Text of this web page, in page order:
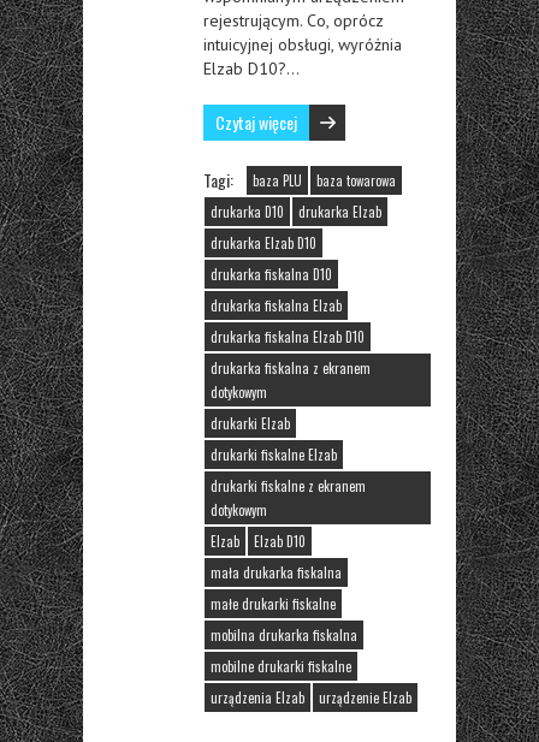
rejestrującym. Co, oprócz
intuicyjnej obsługi, wyróżnia
Elzab D10?…
Czytaj więcej
Tagi: baza PLU
baza towarowa
drukarka D10
drukarka Elzab
drukarka Elzab D10
drukarka fiskalna D10
drukarka fiskalna Elzab
drukarka fiskalna Elzab D10
drukarka fiskalna z ekranem
dotykowym
drukarki Elzab
drukarki fiskalne Elzab
drukarki fiskalne z ekranem
dotykowym
Elzab
Elzab D10
mała drukarka fiskalna
małe drukarki fiskalne
mobilna drukarka fiskalna
mobilne drukarki fiskalne
urządzenia Elzab
urządzenie Elzab